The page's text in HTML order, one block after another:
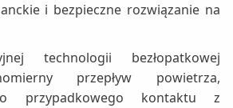
i bezpieczne rozwiązanie na
technologii bezłopatkowej
przepływ powietrza,
przypadkowego kontaktu z